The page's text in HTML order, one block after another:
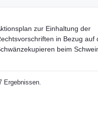
zur Einhaltung der
in Bezug auf
beim
Ergebnissen.